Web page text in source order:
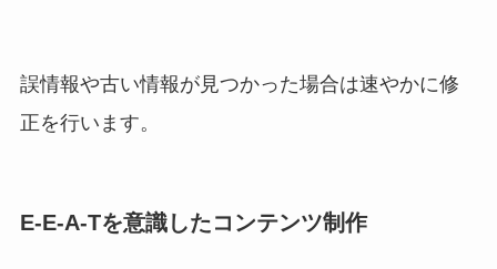
誤情報や古い情報が見つかった場合は速やかに修
正を行います。
E-E-A-Tを意識したコンテンツ制作